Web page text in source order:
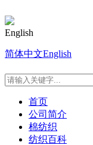
English
简体中文English
首页
公司简介
棉纺织
纺织百科